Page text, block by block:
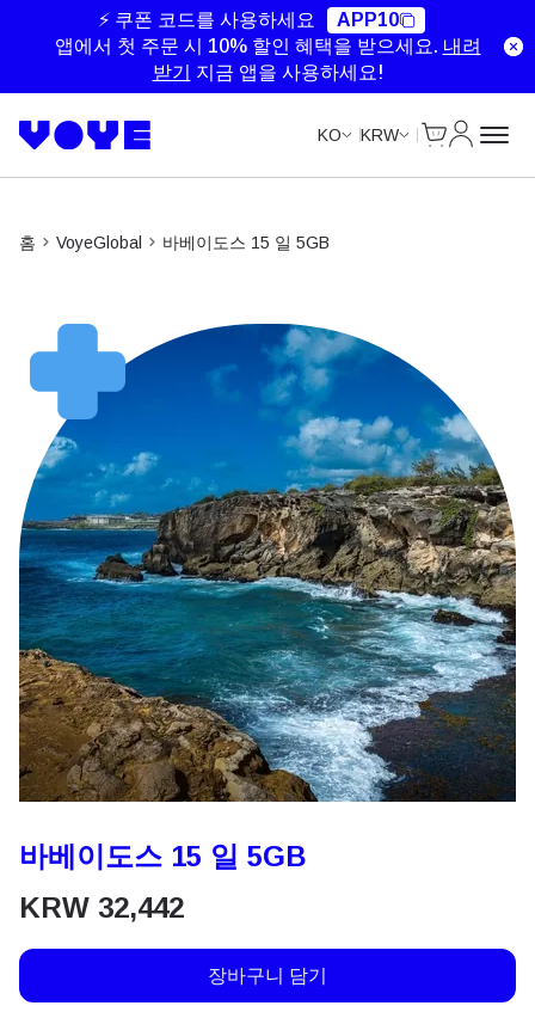
⚡ 쿠폰 코드를 사용하세요
APP10
앱에서 첫 주문 시 10% 할인 혜택을 받으세요. 내려
받기
지금 앱을 사용하세요!
KO KRW
홈 VoyeGlobal 바베이도스 15 일 5GB
바베이도스 15 일 5GB
KRW 32,442
장바구니 담기